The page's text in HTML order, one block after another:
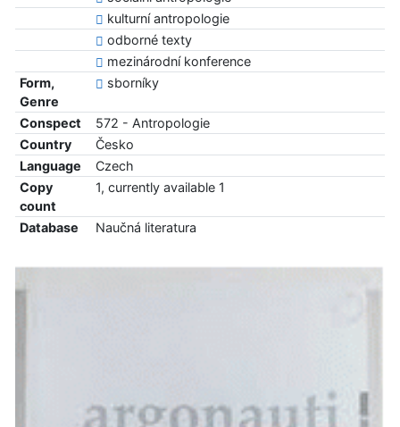
kulturní antropologie
odborné texty
mezinárodní konference
Form,
Genre
sborníky
Conspect
572 - Antropologie
Country
Česko
Language
Czech
Copy
count
1, currently available 1
Database Naučná literatura